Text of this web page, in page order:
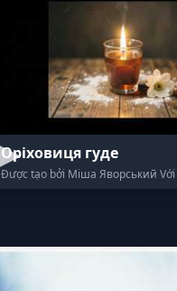
Оріховиця гуде
Được tạo bởi Міша Яворський Với